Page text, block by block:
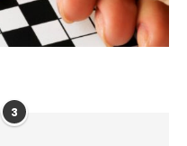
3